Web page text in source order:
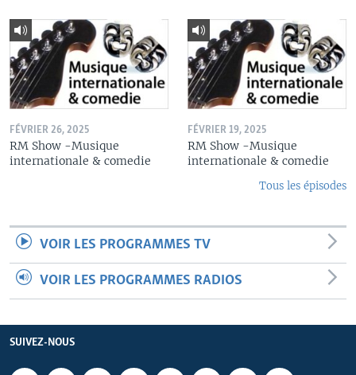
FÉVRIER 26, 2025
RM Show -Musique
internationale & comedie
FÉVRIER 19, 2025
RM Show -Musique
internationale & comedie
Tous les épisodes
VOIR LES PROGRAMMES TV
VOIR LES PROGRAMMES RADIOS
SUIVEZ-NOUS